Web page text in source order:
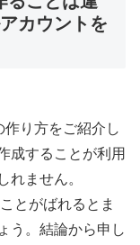
カウントを
り方をご紹介し
成することが利用
れません。
とがばれるとま
う。結論から申し